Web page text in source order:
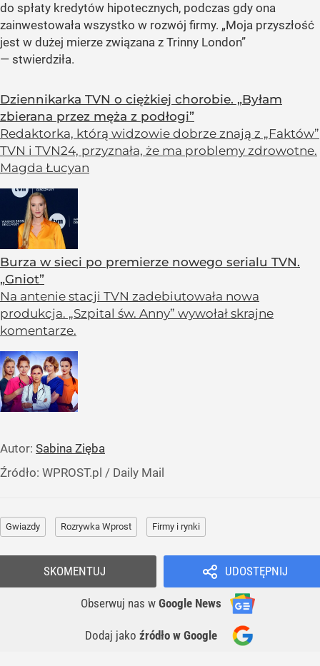
do spłaty kredytów hipotecznych, podczas gdy ona
zainwestowała wszystko w rozwój firmy. „Moja przyszłość
jest w dużej mierze związana z Trinny London”
— stwierdziła.
Dziennikarka TVN o ciężkiej chorobie. „Byłam
zbierana przez męża z podłogi”
Redaktorka, którą widzowie dobrze znają z „Faktów”
TVN i TVN24, przyznała, że ma problemy zdrowotne.
Magda Łucyan
Burza w sieci po premierze nowego serialu TVN.
„Gniot”
Na antenie stacji TVN zadebiutowała nowa
produkcja. „Szpital św. Anny” wywołał skrajne
komentarze.
Autor: Sabina Zięba
Źródło: WPROST.pl / Daily Mail
Gwiazdy Rozrywka Wprost Firmy i rynki
UDOSTĘPNIJ
Obserwuj nas w Google News
Dodaj jako źródło w Google
SKOMENTUJ